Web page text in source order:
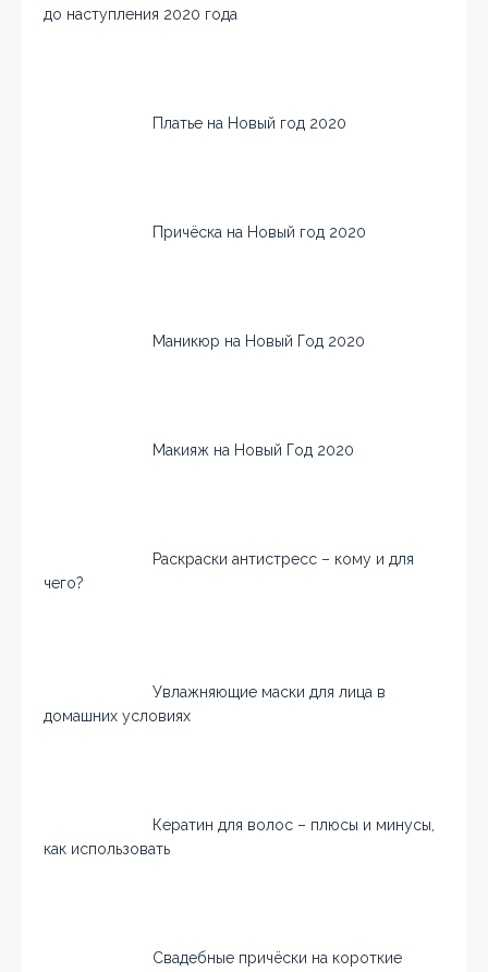
до наступления 2020 года
Платье на Новый год 2020
Причёска на Новый год 2020
Маникюр на Новый Год 2020
Макияж на Новый Год 2020
Раскраски антистресс – кому и для
чего?
Увлажняющие маски для лица в
домашних условиях
Кератин для волос – плюсы и минусы,
как использовать
Свадебные причёски на короткие